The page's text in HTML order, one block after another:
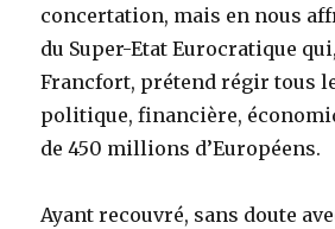
concertation, mais en nous
du Super-Etat Eurocratique
Francfort, prétend régir tous
politique, financière,
de 450 millions d’Européens.
Ayant recouvré, sans doute